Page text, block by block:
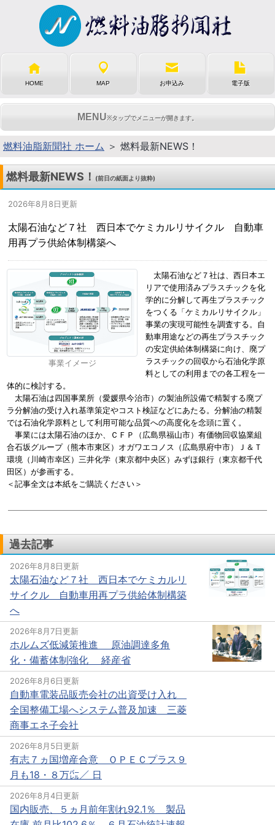
HOME MAP お申込み 電子版
MENU※タップでメニューが開きます。
燃料油脂新聞社 ホーム ＞ 燃料最新NEWS！
燃料最新NEWS！ (前日の紙面より抜粋)
2026年8月8日更新
太陽石油など７社 西日本でケミカルリサイクル 自動車
用再プラ供給体制構築へ
事業イメージ
太陽石油など７社は、西日本エ
リアで使用済みプラスチックを化
学的に分解して再生プラスチック
をつくる「ケミカルリサイクル」
事業の実現可能性を調査する。自
動車用途などの再生プラスチック
の安定供給体制構築に向け、廃プ
ラスチックの回収から石油化学原
料としての利用までの各工程を一
体的に検討する。
太陽石油は四国事業所（愛媛県今治市）の製油所設備で精製する廃プ
ラ分解油の受け入れ基準策定やコスト検証などにあたる。分解油の精製
では石油化学原料として利用可能な品質への高度化を念頭に置く。
事業には太陽石油のほか、ＣＦＰ（広島県福山市）有価物回収協業組
合石坂グループ（熊本市東区）オガワエコノス（広島県府中市）Ｊ＆Ｔ
環境（川崎市幸区）三井化学（東京都中央区）みずほ銀行（東京都千代
田区）が参画する。
＜記事全文は本紙をご購読ください＞
過去記事
2026年8月8日更新
太陽石油など７社 西日本でケミカルリ
サイクル 自動車用再プラ供給体制構築
へ
2026年8月7日更新
ホルムズ低減策推進 原油調達多角
化・備蓄体制強化 経産省
2026年8月6日更新
自動車電装品販売会社の出資受け入れ
全国整備工場へシステム普及加速 三菱
商事エネ子会社
2026年8月5日更新
有志７ヵ国増産合意 ＯＰＥＣプラス９
月も18・８万㌭／ 日
2026年8月4日更新
国内販売、５ヵ月前年割れ92.1％ 製品